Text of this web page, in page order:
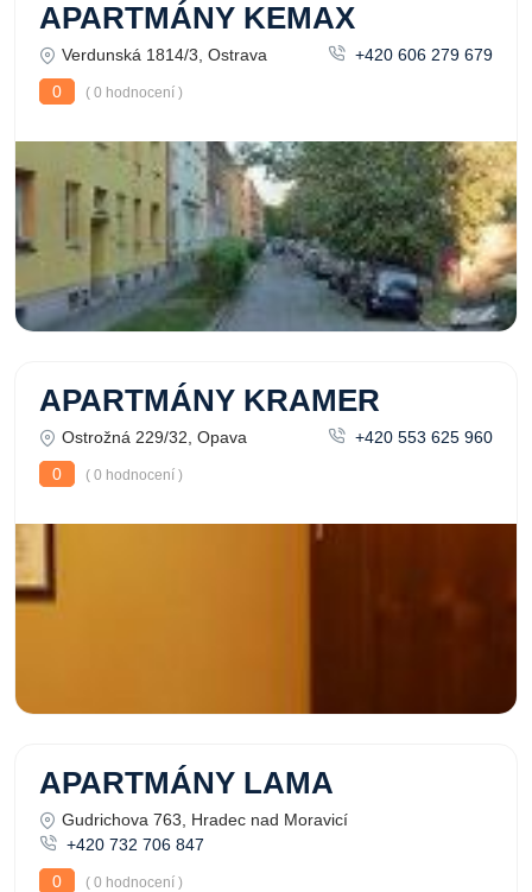
APARTMÁNY KEMAX
Verdunská 1814/3, Ostrava
+420 606 279 679
0
( 0 hodnocení )
APARTMÁNY KRAMER
Ostrožná 229/32, Opava
+420 553 625 960
0
( 0 hodnocení )
APARTMÁNY LAMA
Gudrichova 763, Hradec nad Moravicí
+420 732 706 847
0
( 0 hodnocení )